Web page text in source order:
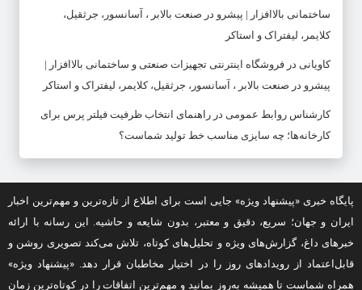
ساختمانی بالاافزار | پیشرو در صنعت بالابر ، آسانسور، جرثقیل،
کلایمر، لیفتراک و استاکر
کاویانی در فروشگاه اینترنتی تجهیزات صنعتی و ساختمانی بالاافزار |
پیشرو در صنعت بالابر ، آسانسور، جرثقیل، کلایمر، لیفتراک و استاکر
کارشناس روابط عمومی در راهنمای انتخاب ظرفیت فیلتر پرس برای
کارخانه‌ها؛ چه سایزی مناسب خط تولید شماست؟
پایگاه خبری «پیشنهاد ویژه» جایی است برای اطلاع از تازه‌ترین و مهم‌ترین اخبار
ایران و جهان؛ سریع، دقیق و معتبر، بدون شایعه و حاشیه. این رسانه با ارائه
خبرهای داغ، گزارش‌های ویژه و تحلیل‌های کوتاه، تلاش می‌کند تصویری روشن و
قابل‌اعتماد از رویدادهای روز را در اختیار مخاطبان قرار دهد. «پیشنهاد ویژه»
همراه شماست تا همیشه به‌روز بمانید و مهم‌ترین اتفاقات را در کوتاه‌ترین زمان